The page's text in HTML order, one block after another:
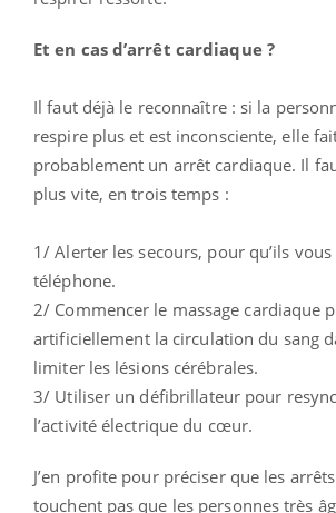
Et en cas d’arrêt cardiaque ?
Il faut déjà le reconnaître : si la
respire plus et est inconsciente, elle
probablement un arrêt cardiaque. Il
plus vite, en trois temps :
1/ Alerter les secours, pour qu’ils
téléphone.
2/ Commencer le massage cardiaque
artificiellement la circulation du sang
limiter les lésions cérébrales.
3/ Utiliser un défibrillateur pour
l’activité électrique du cœur.
J’en profite pour préciser que les
touchent pas que les personnes très